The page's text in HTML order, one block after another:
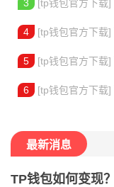
3 [tp钱包官方下载]
4 [tp钱包官方下载]
5 [tp钱包官方下载]
6 [tp钱包官方下载]
最新消息
TP钱包如何变现